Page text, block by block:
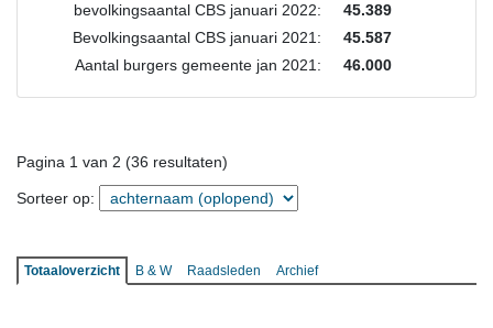
bevolkingsaantal CBS januari 2022:
45.389
Bevolkingsaantal CBS januari 2021:
45.587
Aantal burgers gemeente jan 2021:
46.000
Pagina 1 van 2 (36 resultaten)
Sorteer op:
Totaaloverzicht B & W Raadsleden Archief